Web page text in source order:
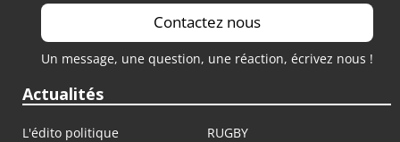
Contactez nous
Un message, une question, une réaction, écrivez nous !
Actualités
L'édito politique
RUGBY